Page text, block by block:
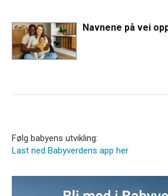
Navnene på vei
Følg babyens utvikling:
Last ned Babyverdens app her